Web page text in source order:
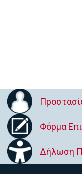
Φόρμα
Δήλωση